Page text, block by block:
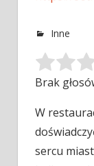
Inne
Brak
W
sercu